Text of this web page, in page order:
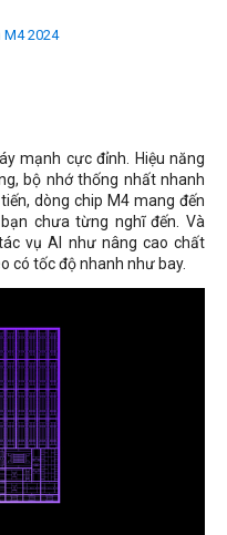
M4 2024
mạnh cực đỉnh. Hiệu năng
bộ nhớ thống nhất nhanh
dòng chip M4 mang đến
chưa từng nghĩ đến. Và
vụ AI như nâng cao chất
có tốc độ nhanh như bay.